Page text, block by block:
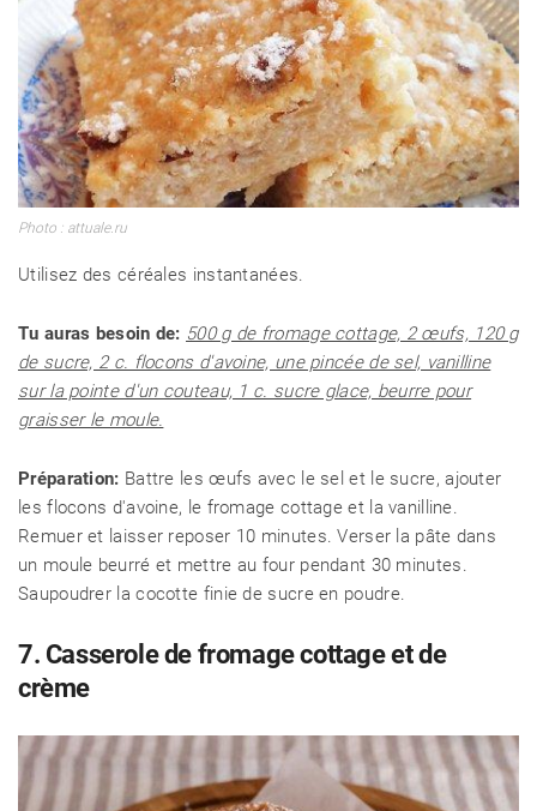
Photo : attuale.ru
Utilisez des céréales instantanées.
Tu auras besoin de: 500 g de fromage cottage, 2 œufs, 120 g
de sucre, 2 c. flocons d'avoine, une pincée de sel, vanilline
sur la pointe d'un couteau, 1 c. sucre glace, beurre pour
graisser le moule.
Préparation: Battre les œufs avec le sel et le sucre, ajouter
les flocons d'avoine, le fromage cottage et la vanilline.
Remuer et laisser reposer 10 minutes. Verser la pâte dans
un moule beurré et mettre au four pendant 30 minutes.
Saupoudrer la cocotte finie de sucre en poudre.
7. Casserole de fromage cottage et de
crème